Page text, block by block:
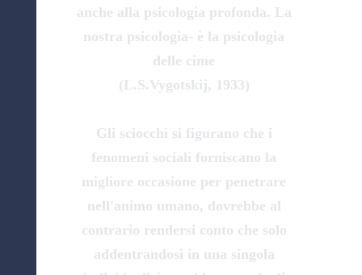
anche alla psicologia profonda. La
nostra psicologia- è la psicologia
delle cime
(L.S.Vygotskij, 1933)
Gli sciocchi si figurano che i
fenomeni sociali forniscano la
migliore occasione per penetrare
nell'animo umano, dovrebbe al
contrario rendersi conto che solo
addentrandosi in una singola